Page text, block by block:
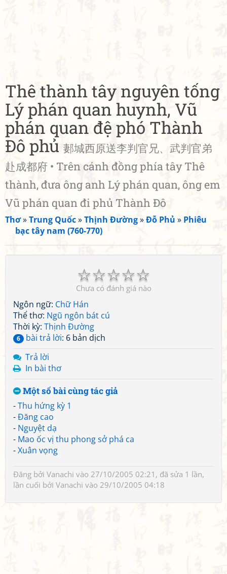
Thê thành tây nguyên tống
Lý phán quan huynh, Vũ
phán quan đệ phó Thành
Đô phủ 郪城西原送李判官兄、武判官弟
赴成都府 • Trên cánh đồng phía tây Thê
thành, đưa ông anh Lý phán quan, ông em
Vũ phán quan đi phủ Thành Đô
Thơ»Trung Quốc»Thịnh Đường»Đỗ Phủ » Phiêu
bạc tây nam (760-770)
☆
☆
☆
☆
☆
Chưa có đánh giá nào
Ngôn ngữ: Chữ Hán
Thể thơ: Ngũ ngôn bát cú
Thời kỳ: Thịnh Đường
6 bài trả lời: 6 bản dịch
Trả lời
In bài thơ
Một số bài cùng tác giả
-Thu hứng kỳ 1
-Đăng cao
- Nguyệt dạ
- Mao ốc vị thu phong sở phá ca
-Xuân vọng
Đăng bởi Vanachi vào 27/10/2005 02:21, đã sửa 1 lần,
lần cuối bởi Vanachi vào 29/10/2005 04:18